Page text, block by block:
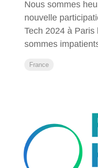
Nous sommes
nouvelle
Tech 2024 à
sommes
France